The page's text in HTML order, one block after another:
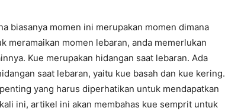
biasanya momen ini merupakan momen dimana
meramaikan momen lebaran, anda memerlukan
Kue merupakan hidangan saat lebaran. Ada
saat lebaran, yaitu kue basah dan kue kering.
yang harus diperhatikan untuk mendapatkan
ini, artikel ini akan membahas kue semprit untuk